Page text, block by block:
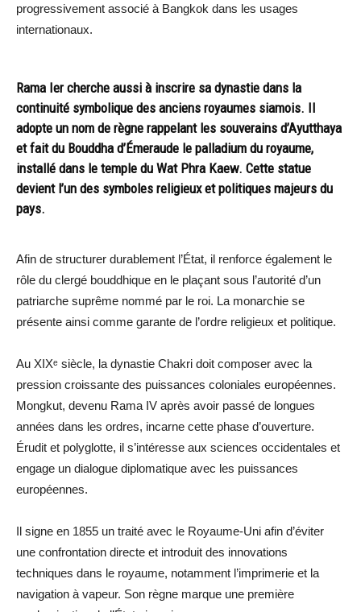
progressivement associé à Bangkok dans les usages
internationaux.
Rama Ier cherche aussi à inscrire sa dynastie dans la
continuité symbolique des anciens royaumes siamois. Il
adopte un nom de règne rappelant les souverains d’Ayutthaya
et fait du Bouddha d’Émeraude le palladium du royaume,
installé dans le temple du Wat Phra Kaew. Cette statue
devient l’un des symboles religieux et politiques majeurs du
pays.
Afin de structurer durablement l’État, il renforce également le
rôle du clergé bouddhique en le plaçant sous l’autorité d’un
patriarche suprême nommé par le roi. La monarchie se
présente ainsi comme garante de l’ordre religieux et politique.
Au XIXᵉ siècle, la dynastie Chakri doit composer avec la
pression croissante des puissances coloniales européennes.
Mongkut, devenu Rama IV après avoir passé de longues
années dans les ordres, incarne cette phase d’ouverture.
Érudit et polyglotte, il s’intéresse aux sciences occidentales et
engage un dialogue diplomatique avec les puissances
européennes.
Il signe en 1855 un traité avec le Royaume-Uni afin d’éviter
une confrontation directe et introduit des innovations
techniques dans le royaume, notamment l’imprimerie et la
navigation à vapeur. Son règne marque une première